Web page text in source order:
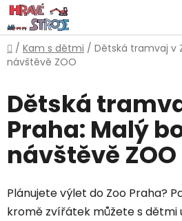
Přejít
na
obsah
Domů
/ Kam s dětmi / Dětská tramvaj v
návštěvě ZOO
Dětská
Praha: Malý
návštěvě ZOO
Plánujete výlet do Zoo Praha?
kromě zvířátek můžete s dětmi